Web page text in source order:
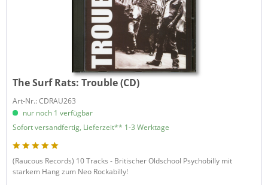
The Surf Rats:Trouble (CD)
Art-Nr.: CDRAU263
nur noch 1 verfügbar
Sofort versandfertig, Lieferzeit** 1-3 Werktage
(Raucous Records) 10 Tracks - Britischer Oldschool Psychobilly mit
starkem Hang zum Neo Rockabilly!